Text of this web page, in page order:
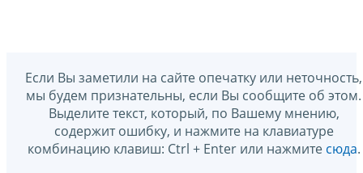
Если Вы заметили на сайте опечатку или неточность,
мы будем признательны, если Вы сообщите об этом.
Выделите текст, который, по Вашему мнению,
содержит ошибку, и нажмите на клавиатуре
комбинацию клавиш: Ctrl + Enter или нажмите сюда.